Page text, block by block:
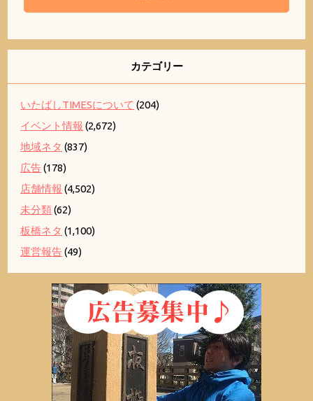
カテゴリー
いたばしTIMESについて (204)
イベント情報 (2,672)
地域ネタ (837)
広告(178)
店舗情報 (4,502)
未分類(62)
板橋ネタ (1,100)
運営報告(49)